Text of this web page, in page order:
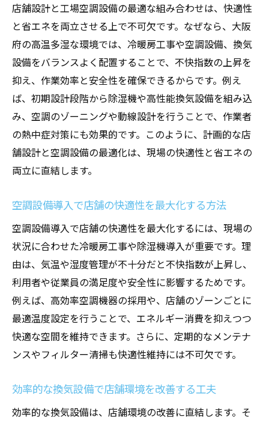
店舗設計と工場空調設備の最適な組み合わせは、快適性
と省エネを両立させる上で不可欠です。なぜなら、大阪
府の高温多湿な環境では、冷暖房工事や空調設備、換気
設備をバランスよく配置することで、不快指数の上昇を
抑え、作業効率と安全性を確保できるからです。例え
ば、初期設計段階から除湿機や高性能換気設備を組み込
み、空調のゾーニングや動線設計を行うことで、作業者
の熱中症対策にも効果的です。このように、計画的な店
舗設計と空調設備の最適化は、現場の快適性と省エネの
両立に直結します。
空調設備導入で店舗の快適性を最大化する方法
空調設備導入で店舗の快適性を最大化するには、現場の
状況に合わせた冷暖房工事や除湿機導入が重要です。理
由は、気温や湿度管理が不十分だと不快指数が上昇し、
利用者や従業員の満足度や安全性に影響するためです。
例えば、高効率空調機器の採用や、店舗のゾーンごとに
最適温度設定を行うことで、エネルギー消費を抑えつつ
快適な空間を維持できます。さらに、定期的なメンテナ
ンスやフィルター清掃も快適性維持には不可欠です。
効率的な換気設備で店舗環境を改善する工夫
効率的な換気設備は、店舗環境の改善に直結します。そ